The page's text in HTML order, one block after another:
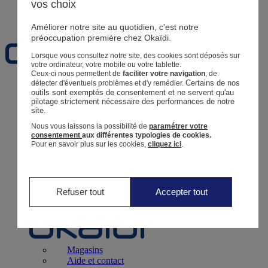
Naissance0 - 12 mois
Magasins
Retour
Bébé Fille3 mois - 5 ans
Magasins
Aide et contact
vos choix
Améliorer notre site au quotidien, c'est notre
préoccupation première chez Okaïdi.
Lorsque vous consultez notre site, des cookies sont déposés sur
votre ordinateur, votre mobile ou votre tablette.
Ceux-ci nous permettent defaciliter votre navigation , de
détecter d'éventuels problèmes et d'y remédier.Certains de nos
outils sont exemptés de consentement et ne servent qu'au
pilotage strictement nécessaire des performances de notre
site.
Nous vous laissons la possibilité deparamétrer votre
consentementaux différentes typologies de cookies.
Pour en savoir plus sur les cookies,cliquez ici
Refuser tout Accepter tout